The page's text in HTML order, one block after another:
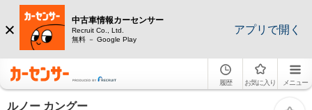
中古車情報カーセンサー
Recruit Co., Ltd.
無料 － Google Play
アプリで開く
履歴 お気に入り メニュー
ルノー カングー